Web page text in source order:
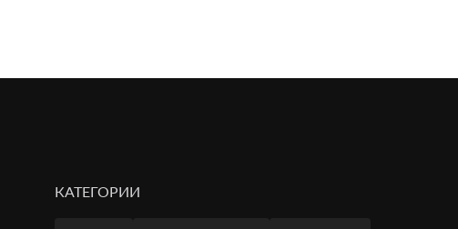
КАТЕГОРИИ